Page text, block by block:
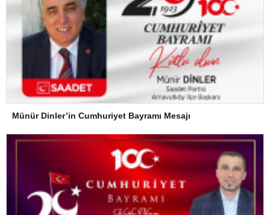
Münür Dinler’in Cumhuriyet Bayramı Mesajı